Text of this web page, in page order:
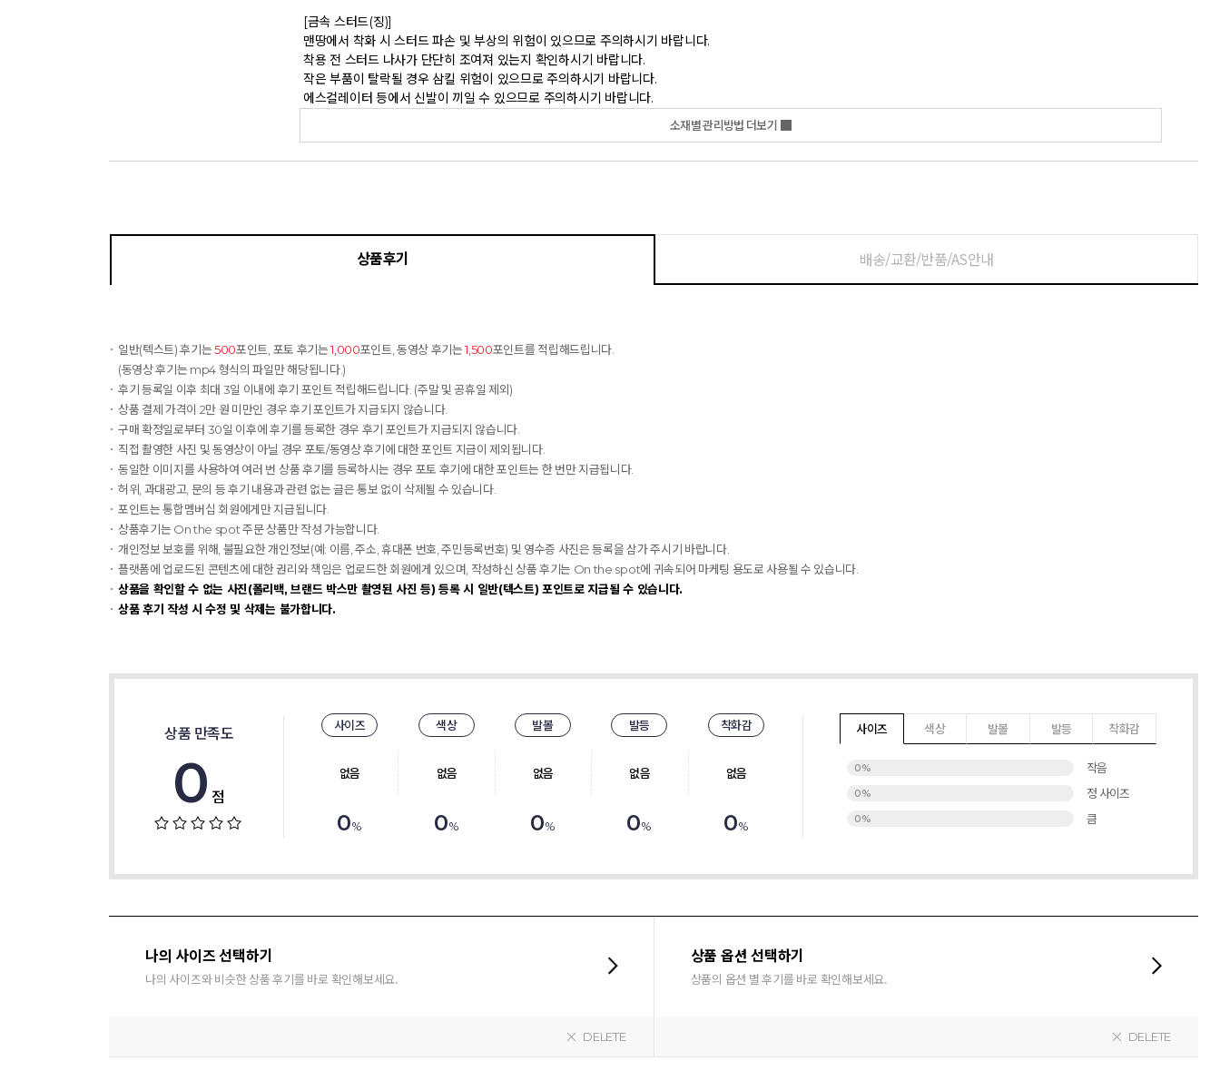
에스컬레이터 등에서 신발이 끼일 수 있으므로 주의하시기 바랍니다.
소재별 관리방법 더보기
상품후기 배송/교환/반품/AS안내
일반(텍스트) 후기는500포인트, 포토 후기는1,000포인트, 동영상 후기는1,500포인트를 적립해드립니다.
(동영상 후기는 mp4 형식의 파일만 해당됩니다.)
후기 등록일 이후 최대 3일 이내에 후기 포인트 적립해드립니다. (주말 및 공휴일 제외)
상품 결제 가격이 2만 원 미만인 경우 후기 포인트가 지급되지 않습니다.
구매 확정일로부터 30일 이후에 후기를 등록한 경우 후기 포인트가 지급되지 않습니다.
직접 촬영한 사진 및 동영상이 아닐 경우 포토/동영상 후기에 대한 포인트 지급이 제외됩니다.
동일한 이미지를 사용하여 여러 번 상품 후기를 등록하시는 경우 포토 후기에 대한 포인트는 한 번만 지급됩니다.
허위, 과대광고, 문의 등 후기 내용과 관련 없는 글은 통보 없이 삭제될 수 있습니다.
포인트는 통합멤버십 회원에게만 지급됩니다.
상품후기는 On the spot 주문 상품만 작성 가능합니다.
개인정보 보호를 위해, 불필요한 개인정보(예: 이름, 주소, 휴대폰 번호, 주민등록번호) 및 영수증 사진은 등록을 삼가 주시기 바랍니다.
플랫폼에 업로드된 콘텐츠에 대한 권리와 책임은 업로드한 회원에게 있으며, 작성하신 상품 후기는 On the spot에 귀속되어 마케팅 용도로 사용될 수 있습니다.
상품을 확인할 수 없는 사진(폴리백, 브랜드 박스만 촬영된 사진 등) 등록 시 일반(텍스트) 포인트로 지급될 수 있습니다.
상품 후기 작성 시 수정 및 삭제는 불가합니다.
상품 만족도
0 점
사이즈
없음
0%
색상
없음
0%
발볼
없음
0%
발등
없음
0%
착화감
없음
0%
사이즈 색상 발볼 발등 착화감
0% 작음
0% 정 사이즈
0% 큼
나의 사이즈 선택하기
나의 사이즈와 비슷한 상품 후기를 바로 확인해보세요.
DELETE
상품 옵션 선택하기
상품의 옵션 별 후기를 바로 확인해보세요.
DELETE